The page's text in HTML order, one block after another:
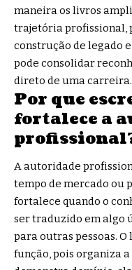
maneira os livros
trajetória profissional,
construção de legado
pode consolidar
direto de uma carreira.
Por que
fortalece a
A autoridade
tempo de mercado ou
fortalece quando o
ser traduzido em algo
para outras pessoas.
função, pois organiza